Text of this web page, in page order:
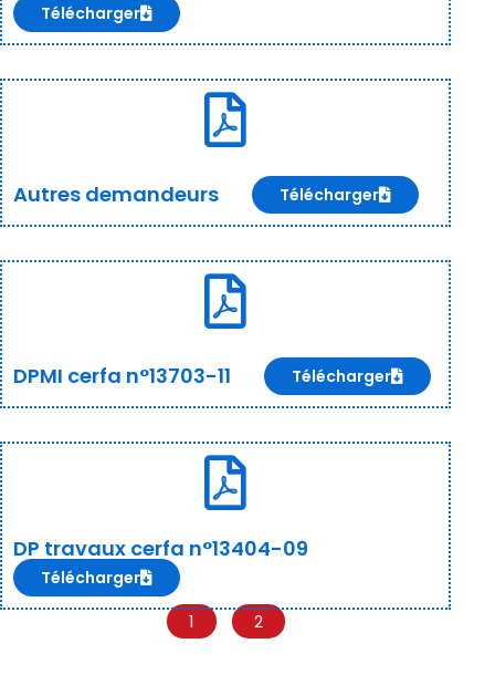
Télécharger
Autres demandeurs Télécharger
DPMI cerfa n°13703-11 Télécharger
DP travaux cerfa n°13404-09
Télécharger
1 2